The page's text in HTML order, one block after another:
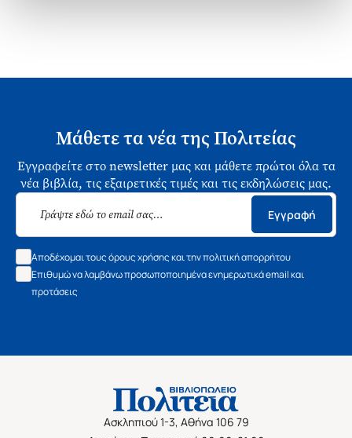
Μάθετε τα νέα της Πολιτείας
Εγγραφείτε στο newsletter μας και μάθετε πρώτοι όλα τα
νέα βιβλία, τις εξαιρετικές τιμές και τις εκδηλώσεις μας.
Εγγραφή
Αποδέχομαι τους όρους χρήσης και την πολιτική απορρήτου
Επιθυμώ να λαμβάνω προσωποποιημένα ενημερωτικά email και
προτάσεις
Ασκληπιού 1-3, Αθήνα 106 79